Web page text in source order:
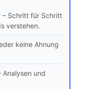
– Schritt für Schritt
verstehen.
keine Ahnung
Analysen und